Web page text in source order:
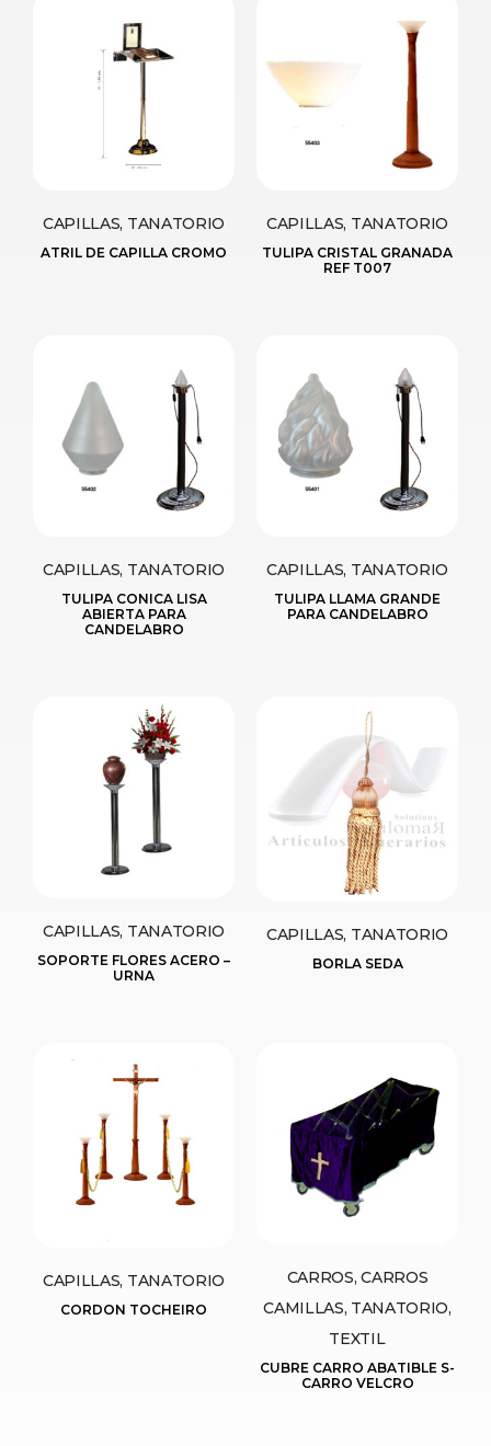
CAPILLAS, TANATORIO
ATRIL DE CAPILLA CROMO
CAPILLAS, TANATORIO
TULIPA CRISTAL GRANADA
REF T007
CAPILLAS, TANATORIO
TULIPA CONICA LISA
ABIERTA PARA
CANDELABRO
CAPILLAS, TANATORIO
TULIPA LLAMA GRANDE
PARA CANDELABRO
CAPILLAS, TANATORIO
SOPORTE FLORES ACERO –
URNA
CAPILLAS, TANATORIO
BORLA SEDA
CAPILLAS, TANATORIO
CORDON TOCHEIRO
CARROS, CARROS
CAMILLAS, TANATORIO,
TEXTIL
CUBRE CARRO ABATIBLE S-
CARRO VELCRO